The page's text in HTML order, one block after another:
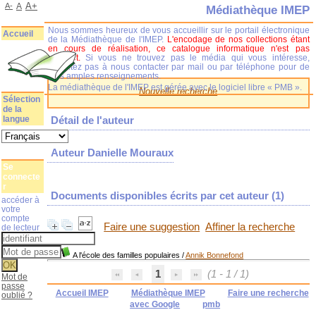
Nouvelle recherche
Détail de l'auteur
Auteur Danielle Mouraux
Documents disponibles écrits par cet auteur (1)
Faire une suggestion Affiner la recherche
A l'école des familles populaires /Annik Bonnefond
1 (1 - 1 / 1)
Accueil IMEP Médiathèque IMEP
Faire une recherche
avec Google
pmb
Médiathèque IMEP
Nous sommes heureux de vous accueillir sur le portail électronique
de la Médiathèque de l'IMEP. L'encodage de nos collections étant
en cours de réalisation, ce catalogue informatique n'est pas
complet.
Si vous ne trouvez pas le média qui vous intéresse,
n'hésitez pas à nous contacter par mail ou par téléphone pour de
plus amples renseignements.
La médiathèque de l'IMEP est gérée avec le logiciel libre « PMB ».
A- A A+
Accueil
Sélection
de la
langue
Se
connecte
r
accéder à
votre
compte
de lecteur
Mot de
passe
oublié ?